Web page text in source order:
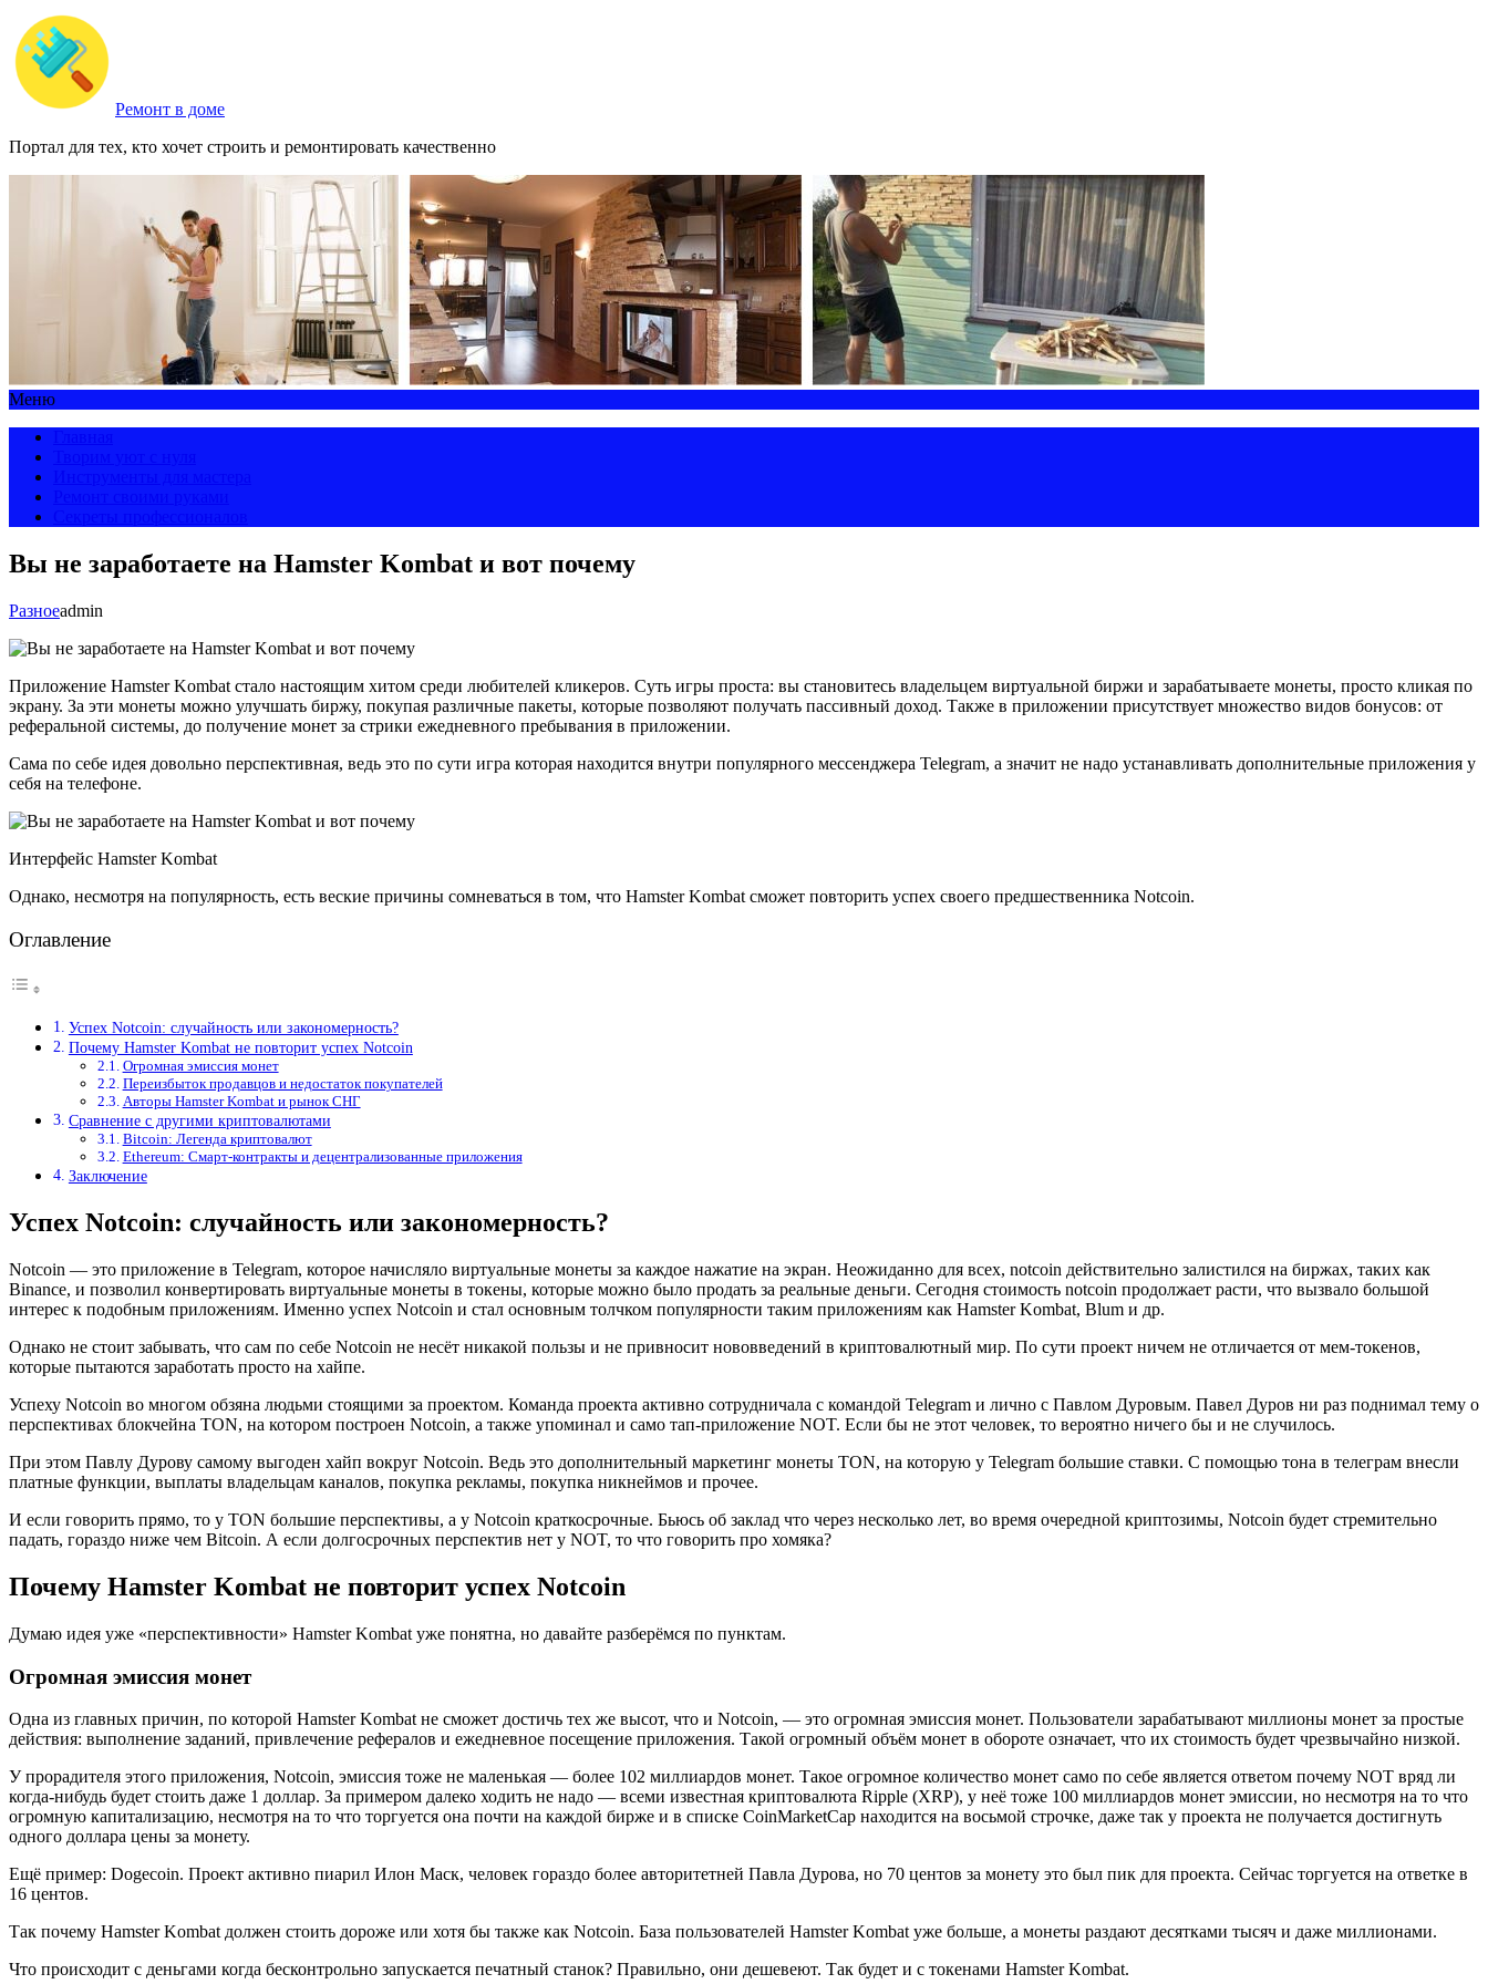
Ремонт в доме
Портал для тех, кто хочет строить и ремонтировать качественно
Меню
Вы не заработаете на Hamster Kombat и вот почему
Разноеadmin
Приложение Hamster Kombat стало настоящим хитом среди любителей кликеров. Суть игры проста: вы становитесь владельцем виртуальной биржи и зарабатываете монеты, просто кликая по
экрану. За эти монеты можно улучшать биржу, покупая различные пакеты, которые позволяют получать пассивный доход. Также в приложении присутствует множество видов бонусов: от
реферальной системы, до получение монет за стрики ежедневного пребывания в приложении.
Сама по себе идея довольно перспективная, ведь это по сути игра которая находится внутри популярного мессенджера Telegram, а значит не надо устанавливать дополнительные приложения у
себя на телефоне.
Интерфейс Hamster Kombat
Однако, несмотря на популярность, есть веские причины сомневаться в том, что Hamster Kombat сможет повторить успех своего предшественника Notcoin.
Оглавление
Успех Notcoin: случайность или закономерность?
Почему Hamster Kombat не повторит успех Notcoin
Огромная эмиссия монет
Переизбыток продавцов и недостаток покупателей
Авторы Hamster Kombat и рынок СНГ
Сравнение с другими криптовалютами
Bitcoin: Легенда криптовалют
Ethereum: Смарт-контракты и децентрализованные приложения
Заключение
Успех Notcoin: случайность или закономерность?
Notcoin — это приложение в Telegram, которое начисляло виртуальные монеты за каждое нажатие на экран. Неожиданно для всех, notcoin действительно залистился на биржах, таких как
Binance, и позволил конвертировать виртуальные монеты в токены, которые можно было продать за реальные деньги. Сегодня стоимость notcoin продолжает расти, что вызвало большой
интерес к подобным приложениям. Именно успех Notcoin и стал основным толчком популярности таким приложениям как Hamster Kombat, Blum и др.
Однако не стоит забывать, что сам по себе Notcoin не несёт никакой пользы и не привносит нововведений в криптовалютный мир. По сути проект ничем не отличается от мем-токенов,
которые пытаются заработать просто на хайпе.
Успеху Notcoin во многом обзяна людьми стоящими за проектом. Команда проекта активно сотрудничала с командой Telegram и лично с Павлом Дуровым. Павел Дуров ни раз поднимал тему о
перспективах блокчейна TON, на котором построен Notcoin, а также упоминал и само тап-приложение NOT. Если бы не этот человек, то вероятно ничего бы и не случилось.
При этом Павлу Дурову самому выгоден хайп вокруг Notcoin. Ведь это дополнительный маркетинг монеты TON, на которую у Telegram большие ставки. С помощью тона в телеграм внесли
платные функции, выплаты владельцам каналов, покупка рекламы, покупка никнеймов и прочее.
И если говорить прямо, то у TON большие перспективы, а у Notcoin краткосрочные. Бьюсь об заклад что через несколько лет, во время очередной криптозимы, Notcoin будет стремительно
падать, гораздо ниже чем Bitcoin. А если долгосрочных перспектив нет у NOT, то что говорить про хомяка?
Почему Hamster Kombat не повторит успех Notcoin
Думаю идея уже «перспективности» Hamster Kombat уже понятна, но давайте разберёмся по пунктам.
Огромная эмиссия монет
Одна из главных причин, по которой Hamster Kombat не сможет достичь тех же высот, что и Notcoin, — это огромная эмиссия монет. Пользователи зарабатывают миллионы монет за простые
действия: выполнение заданий, привлечение рефералов и ежедневное посещение приложения. Такой огромный объём монет в обороте означает, что их стоимость будет чрезвычайно низкой.
У прорадителя этого приложения, Notcoin, эмиссия тоже не маленькая — более 102 миллиардов монет. Такое огромное количество монет само по себе является ответом почему NOT вряд ли
когда-нибудь будет стоить даже 1 доллар. За примером далеко ходить не надо — всеми известная криптовалюта Ripple (XRP), у неё тоже 100 миллиардов монет эмиссии, но несмотря на то что
огромную капитализацию, несмотря на то что торгуется она почти на каждой бирже и в списке CoinMarketCap находится на восьмой строчке, даже так у проекта не получается достигнуть
одного доллара цены за монету.
Ещё пример: Dogecoin. Проект активно пиарил Илон Маск, человек гораздо более авторитетней Павла Дурова, но 70 центов за монету это был пик для проекта. Сейчас торгуется на ответке в
16 центов.
Так почему Hamster Kombat должен стоить дороже или хотя бы также как Notcoin. База пользователей Hamster Kombat уже больше, а монеты раздают десятками тысяч и даже миллионами.
Что происходит с деньгами когда бесконтрольно запускается печатный станок? Правильно, они дешевеют. Так будет и с токенами Hamster Kombat.